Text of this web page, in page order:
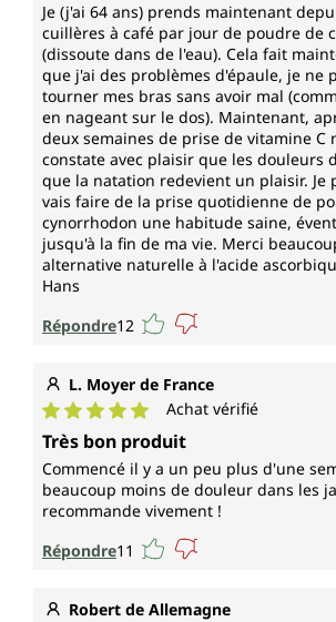
Je (j'ai 64 ans) prends maintenant
cuillères à café par jour de poudre de
(dissoute dans de l'eau). Cela fait
que j'ai des problèmes d'épaule, je ne
tourner mes bras sans avoir mal
en nageant sur le dos). Maintenant,
deux semaines de prise de vitamine C
constate avec plaisir que les douleurs
que la natation redevient un plaisir. Je
vais faire de la prise quotidienne de
cynorrhodon une habitude saine,
jusqu'à la fin de ma vie. Merci
alternative naturelle à l'acide
Hans
Répondre12
L. Moyer de France
Note moyenne de 5 sur 5 étoiles
Achat vérifié
Très bon produit
Commencé il y a un peu plus d'une
beaucoup moins de douleur dans les
recommande vivement !
Répondre11
Robert de Allemagne